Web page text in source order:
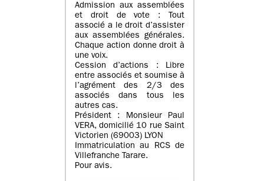
Admission aux assemblées
et droit de vote : Tout
associé a le droit d’assister
aux assemblées générales.
Chaque action donne droit à
une voix.
Cession d’actions : Libre
entre associés et soumise à
l’agrément des 2/3 des
associés dans tous les
autres cas.
Président : Monsieur Paul
VERA, domicilié 10 rue Saint
Victorien (69003) LYON
Immatriculation au RCS de
Villefranche Tarare.
Pour avis.